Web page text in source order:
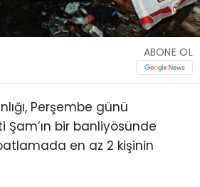
ABONE OL
Perşembe günü
Şam’ın bir banliyösünde
en az 2 kişinin